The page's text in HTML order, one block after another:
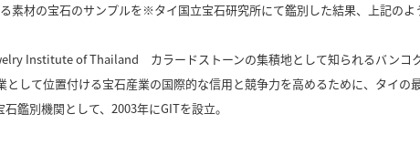
素材の宝石のサンプルを※タイ国立宝石研究所にて鑑別した結果、上記の
Institute of Thailand カラードストーンの集積地として知られるバンコ
して位置付ける宝石産業の国際的な信用と競争力を高めるために、タイの
鑑別機関として、2003年にGITを設立。